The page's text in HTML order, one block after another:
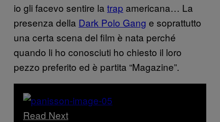
io gli facevo sentire la trap americana… La
presenza della Dark Polo Gang e soprattutto
una certa scena del film è nata perché
quando li ho conosciuti ho chiesto il loro
pezzo preferito ed è partita “Magazine”.
Read Next